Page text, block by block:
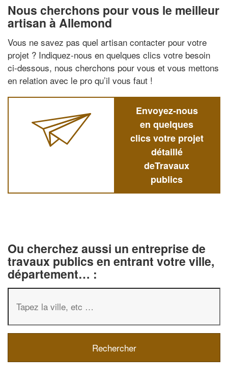
Nous cherchons pour vous le meilleur
artisan à Allemond
Vous ne savez pas quel artisan contacter pour votre
projet ? Indiquez-nous en quelques clics votre besoin
ci-dessous, nous cherchons pour vous et vous mettons
en relation avec le pro qu’il vous faut !
Envoyez-nous
en quelques
clics votre projet
détaillé
deTravaux
publics
Ou cherchez aussi un entreprise de
travaux publics en entrant votre ville,
département… :